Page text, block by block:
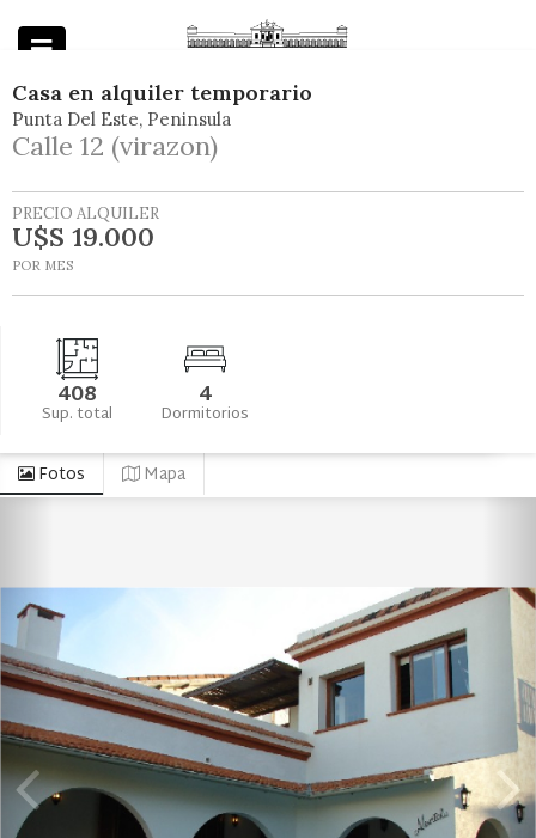
Casa en alquiler temporario
Punta Del Este Peninsula
Calle 12 (virazon)
PRECIO ALQUILER
U$S 19.000
POR MES
408
Sup. total 4
Dormitorios
Fotos Mapa